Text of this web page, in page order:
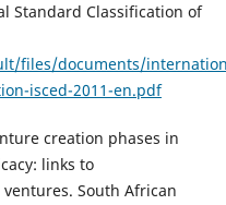
Standard Classification of
files/documents/
isced-2011-en.pdf
creation phases in
links to
South African